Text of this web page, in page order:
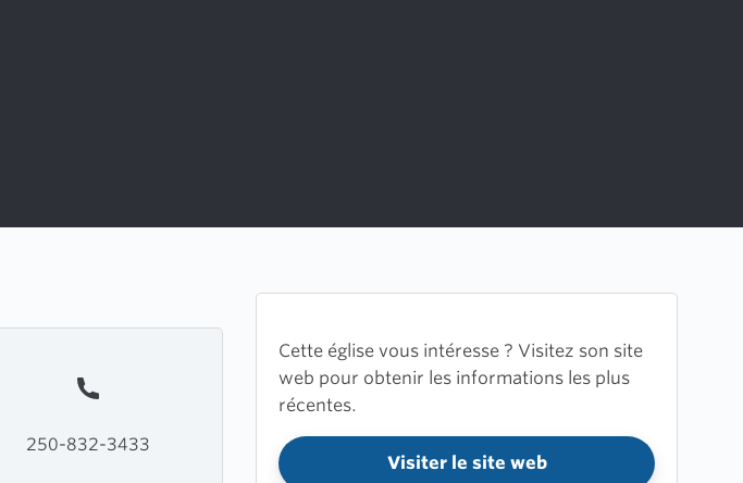
250-832-3433
Cette église vous intéresse ? Visitez son site
web pour obtenir les informations les plus
récentes.
Visiter le site web